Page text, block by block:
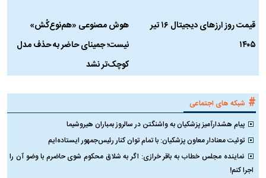
قیمت روز ارز‌های دیجیتال ۱۶ تیر
۱۴۰۵
هوش مصنوعی «هم‌نوع‌کُش»
نیست؛ جمینای حاضر به حذف مدل
کوچک‌تر نشد
# شبکه های اجتماعی
پیام هشدارآمیز پزشکیان به واشنگتن در سالروز بمباران هیروشیما
توئیت معنادار معاون پزشکیان: با تمام توان کنار رئیس‌جمهور ایستاده‌ایم
نماینده مجلس خطاب به باقر خرازی: اگر به شلاق محکوم شوی حاضرم با وضو آن را
اجرا کنم!